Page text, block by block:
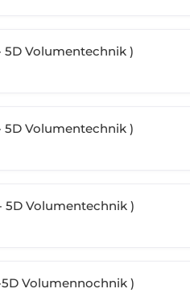
2 Wochen Auffüllen ( 2D- 5D Volumentechnik )
3 Wochen Auffüllen ( 2D- 5D Volumentechnik )
4 Wochen Auffüllen ( 2D- 5D Volumentechnik )
Volumennochnik )